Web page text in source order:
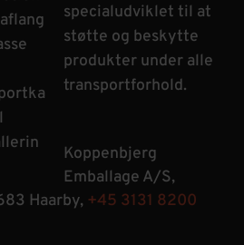
specialudviklet til at
støtte og beskytte
produkter under alle
transportforhold.
Koppenbjerg
Emballage A/S,
Haarby, +45 3131 8200